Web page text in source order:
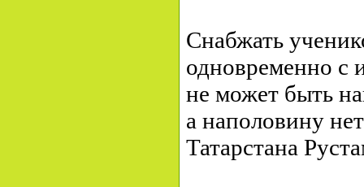
Снабжать
одновременно с
не может быть
а наполовину
Татарстана